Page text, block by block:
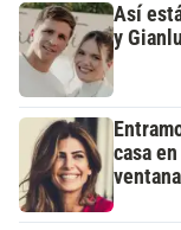
Así
y
casa